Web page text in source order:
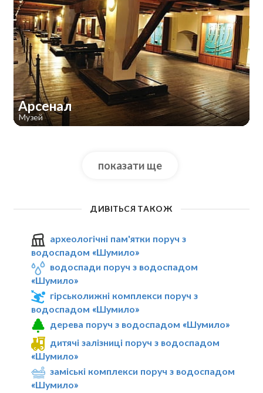
Арсенал
Музей
показати ще
ДИВІТЬСЯ ТАКОЖ
археологічні пам'ятки поруч з
водоспадом «Шумило»
водоспади поруч з водоспадом
«Шумило»
гірськолижні комплекси поруч з
водоспадом «Шумило»
дерева поруч з водоспадом «Шумило»
дитячі залізниці поруч з водоспадом
«Шумило»
заміські комплекси поруч з водоспадом
«Шумило»